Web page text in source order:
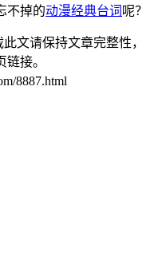
不掉的动漫经典台词 呢？
此文请保持文章完整性，
接。
8887.html